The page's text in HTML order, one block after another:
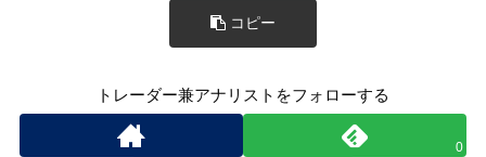
コピー
トレーダー兼アナリストをフォローする
0